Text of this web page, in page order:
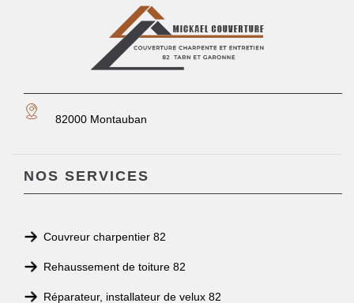
82000 Montauban
NOS SERVICES
Couvreur charpentier 82
Rehaussement de toiture 82
Réparateur, installateur de velux 82